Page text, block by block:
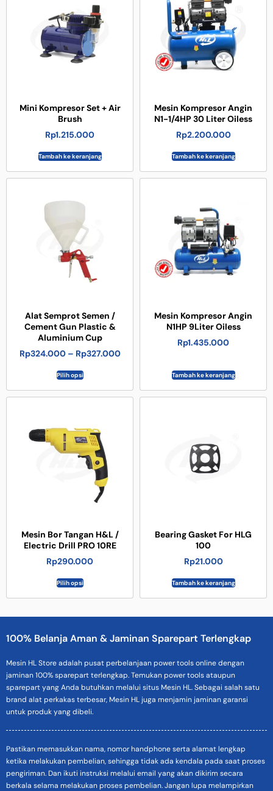
Mini Kompresor Set + Air
Brush
Rp1.215.000
Tambah ke keranjang
Mesin Kompresor Angin
N1-1/4HP 30 Liter Oiless
Rp2.200.000
Tambah ke keranjang
Alat Semprot Semen /
Cement Gun Plastic &
Aluminium Cup
Rp324.000 – Rp327.000
Pilih opsi
Mesin Kompresor Angin
N1HP 9Liter Oiless
Rp1.435.000
Tambah ke keranjang
Mesin Bor Tangan H&L /
Electric Drill PRO 10RE
Rp290.000
Pilih opsi
Bearing Gasket For HLG
100
Rp21.000
Tambah ke keranjang
100% Belanja Aman & Jaminan Sparepart Terlengkap
Mesin HL Store adalah pusat perbelanjaan power tools online dengan
jaminan 100% sparepart terlengkap. Temukan power tools ataupun
sparepart yang Anda butuhkan melalui situs Mesin HL. Sebagai salah satu
brand alat perkakas terbesar, Mesin HL juga menjamin jaminan garansi
untuk produk yang dibeli.
Pastikan memasukkan nama, nomor handphone serta alamat lengkap
ketika melakukan pembelian, sehingga tidak ada kendala pada saat proses
pengiriman. Dan ikuti instruksi melalui email yang akan dikirim secara
berkala selama melakukan proses pembelian. Jangan lupa melampirkan